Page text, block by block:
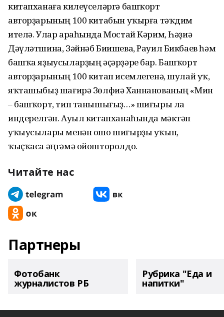
китапханаға килеүселәргә башҡорт
авторҙарының 100 китабын уҡырға тәҡдим
ителә. Улар араһында Мостай Кәрим, Һәҙиә
Дәүләтшина, Зәйнәб Биишева, Рауил Бикбаев һәм
башҡа яҙыусыларҙың әҫәрҙәре бар. Башҡорт
авторҙарының 100 китап исемлегенә, шулай уҡ,
яҡташыбыҙ шағирә Зөлфиә Ханнанованың «Мин
– башҡорт, тип танышығыҙ…» шиғыры ла
индерелгән. Ауыл китапханаһында мәктәп
уҡыусылары менән ошо шиғырҙы уҡып,
ҡыҫҡаса әңгәмә ойошторолдо.
Читайте нас
Партнеры
Фотобанк
журналистов РБ
Рубрика "Еда и
напитки"